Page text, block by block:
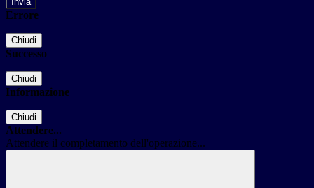
Errore
Chiudi
Successo
Chiudi
Informazione
Chiudi
Attendere...
Attendere il completamento dell'operazione...